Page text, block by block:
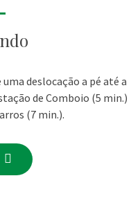
deslocação a pé até a
de Comboio (5 min.)
(7 min.).